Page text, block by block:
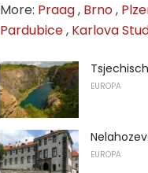
More: Praag, Brno,
Pardubice, Karlova
EUROPA
EUROPA